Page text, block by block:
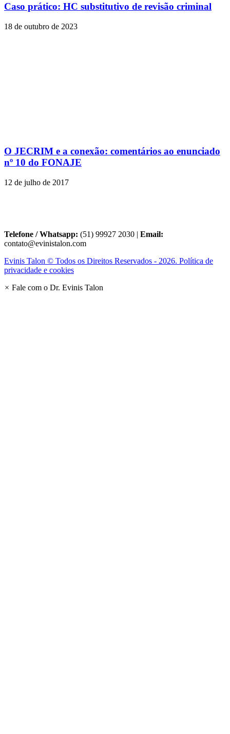
Caso prático: HC substitutivo de revisão criminal
18 de outubro de 2023
O JECRIM e a conexão: comentários ao enunciado
nº 10 do FONAJE
12 de julho de 2017
Telefone / Whatsapp: (51) 99927 2030 | Email:
contato@evinistalon.com
Evinis Talon © Todos os Direitos Reservados - 2026. Política de
privacidade e cookies
× Fale com o Dr. Evinis Talon